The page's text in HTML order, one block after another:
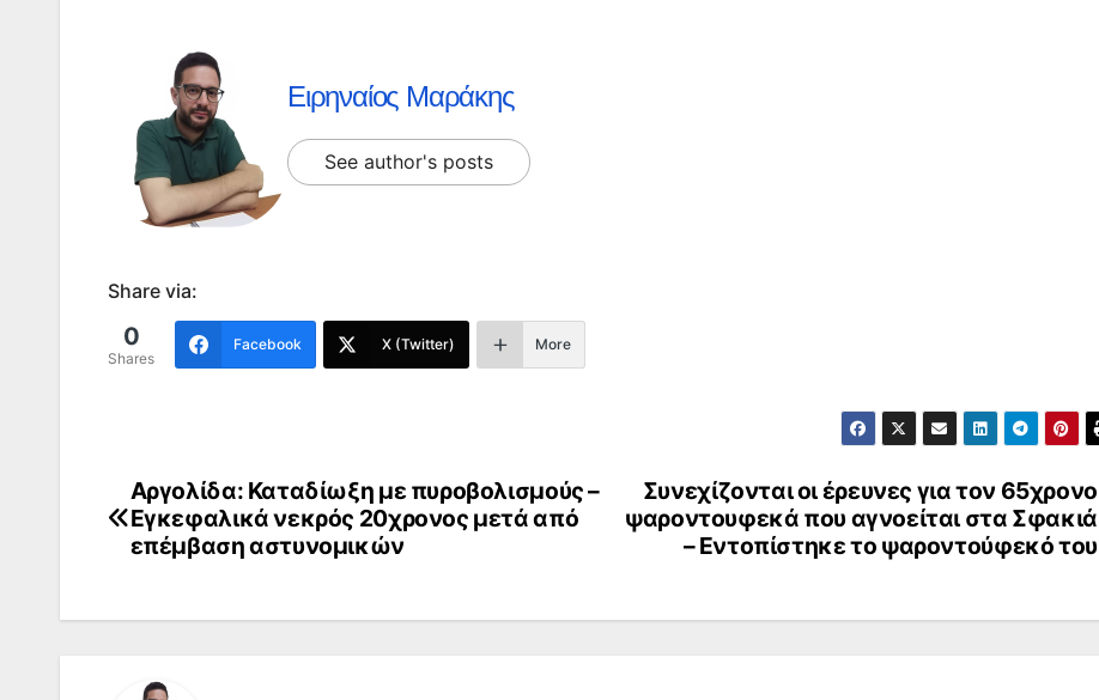
Ειρηναίος Μαράκης
See author's posts
Share via:
0
Shares
Facebook X (Twitter) More
Πλοήγηση
άρθρων
Συνεχίζονται οι έρευνες για τον 65χρονο
ψαροντουφεκά που αγνοείται στα Σφακιά
– Εντοπίστηκε το ψαροντούφεκό του
Αργολίδα: Καταδίωξη με πυροβολισμούς –
Εγκεφαλικά νεκρός 20χρονος μετά από
επέμβαση αστυνομικών